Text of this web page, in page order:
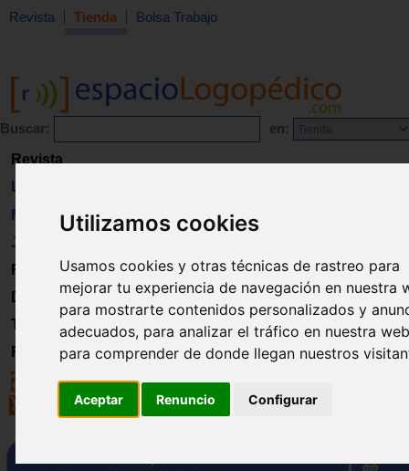
Utilizamos cookies
Usamos cookies y otras técnicas de rastreo para
mejorar tu experiencia de navegación en nuestra
para mostrarte contenidos personalizados y
adecuados, para analizar el tráfico en nuestra
para comprender de donde llegan nuestros
Aceptar Renuncio Configurar
Revista Tienda Bolsa Trabajo
Buscar: en:
Revista
Libros
Material
Juguetes
Formación
Directorio
Trabajo
Registro